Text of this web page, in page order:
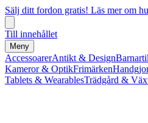
Sälj ditt fordon gratis! Läs mer om
Till innehållet
Meny
AccessoarerAntikt & Design
Kameror & OptikFrimärken
Tablets & WearablesTrädgård &